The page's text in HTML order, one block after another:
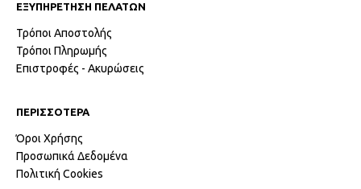
ΕΞΥΠΗΡΕΤΗΣΗ ΠΕΛΑΤΩΝ
Τρόποι Αποστολής
Τρόποι Πληρωμής
Επιστροφές - Ακυρώσεις
ΠΕΡΙΣΣΟΤΕΡΑ
Όροι Χρήσης
Προσωπικά Δεδομένα
Πολιτική Cookies